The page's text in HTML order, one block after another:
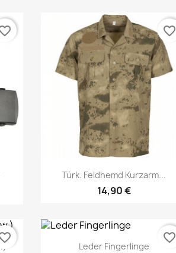
Vorschau
Türk. Feldhemd Kurzarm...
14,90 €
favorite_border
Leder Fingerlinge
favorite_border